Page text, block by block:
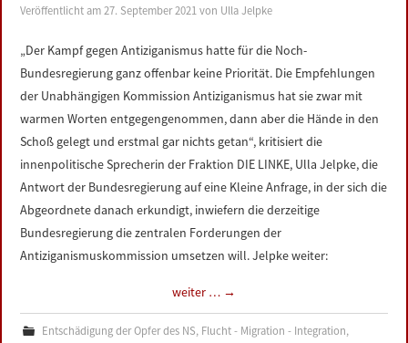
Veröffentlicht am27. September 2021 von Ulla Jelpke
„Der Kampf gegen Antiziganismus hatte für die Noch-
Bundesregierung ganz offenbar keine Priorität. Die Empfehlungen
der Unabhängigen Kommission Antiziganismus hat sie zwar mit
warmen Worten entgegengenommen, dann aber die Hände in den
Schoß gelegt und erstmal gar nichts getan“, kritisiert die
innenpolitische Sprecherin der Fraktion DIE LINKE, Ulla Jelpke, die
Antwort der Bundesregierung auf eine Kleine Anfrage, in der sich die
Abgeordnete danach erkundigt, inwiefern die derzeitige
Bundesregierung die zentralen Forderungen der
Antiziganismuskommission umsetzen will. Jelpke weiter:
weiter … →
Entschädigung der Opfer des NS, Flucht - Migration - Integration,